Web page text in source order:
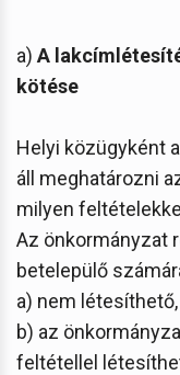
a) A
kötése
Helyi közügyként
áll meghatározni
milyen
Az önkormányzat
betelepülő
a) nem
b) az
feltétellel